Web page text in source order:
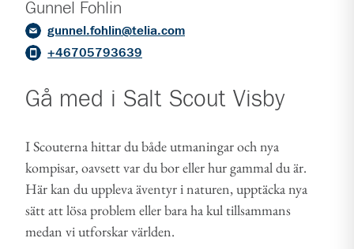
Gunnel Fohlin
gunnel.fohlin@telia.com
+46705793639
Gå med i Salt Scout Visby
I Scouterna hittar du både utmaningar och nya
kompisar, oavsett var du bor eller hur gammal du är.
Här kan du uppleva äventyr i naturen, upptäcka nya
sätt att lösa problem eller bara ha kul tillsammans
medan vi utforskar världen.